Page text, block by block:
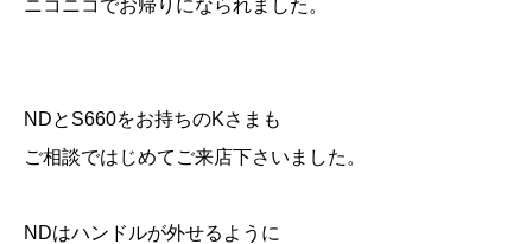
ニコニコでお帰りになられました。
NDとS660をお持ちのKさまも
ご相談ではじめてご来店下さいました。
NDはハンドルが外せるように